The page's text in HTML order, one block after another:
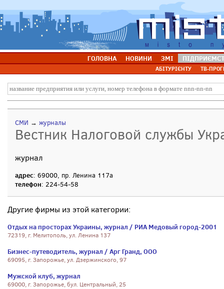
ГОЛОВНА НОВИНИ ЗМІ
АБІТУРІЄНТУ ТВ-
СМИ → журналы
Вестник Налоговой службы
журнал
адрес: 69000, пр. Ленина 117а
телефон: 224-54-58
Другие фирмы из этой категории:
Отдых на просторах Украины, журнал / РИА Медовый город-2001
72319, г. Мелитополь, ул. Ленина 137
Бизнес-путеводитель, журнал / Арг Гранд, ООО
69095, г. Запорожье, ул. Дзержинского, 97
Мужской клуб, журнал
69000, г. Запорожье, бул. Центральный, 25